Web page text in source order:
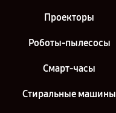
Проекторы
Роботы-пылесосы
Смарт-часы
Стиральные машины